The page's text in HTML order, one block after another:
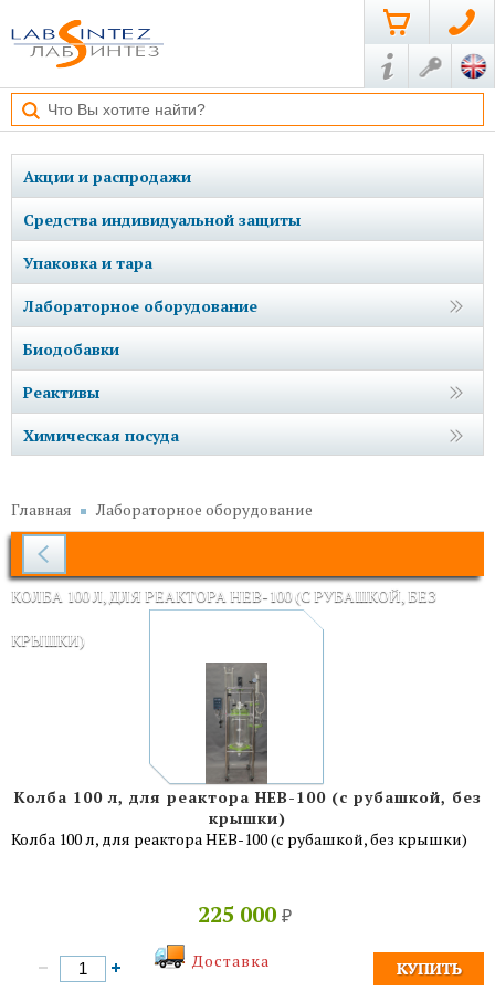
Акции и распродажи
Средства индивидуальной защиты
Упаковка и тара
Лабораторное оборудование
Биодобавки
Реактивы
Химическая посуда
Главная Лабораторное оборудование
КОЛБА 100 Л, ДЛЯ РЕАКТОРА HEB-100 (С РУБАШКОЙ, БЕЗ
КРЫШКИ)
Колба 100 л, для реактора HEB-100 (с рубашкой, без
крышки)
Колба 100 л, для реактора HEB-100 (с рубашкой, без крышки)
225 000 ₽
Доставка